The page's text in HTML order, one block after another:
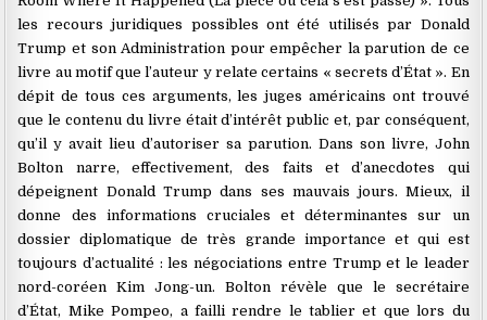
les recours juridiques possibles ont été utilisés par Donald
Trump et son Administration pour empêcher la parution de ce
livre au motif que l’auteur y relate certains « secrets d’État ». En
dépit de tous ces arguments, les juges américains ont trouvé
que le contenu du livre était d’intérêt public et, par conséquent,
qu’il y avait lieu d’autoriser sa parution. Dans son livre, John
Bolton narre, effectivement, des faits et d’anecdotes qui
dépeignent Donald Trump dans ses mauvais jours. Mieux, il
donne des informations cruciales et déterminantes sur un
dossier diplomatique de très grande importance et qui est
toujours d’actualité : les négociations entre Trump et le leader
nord-coréen Kim Jong-un. Bolton révèle que le secrétaire
d’État, Mike Pompeo, a failli rendre le tablier et que lors du